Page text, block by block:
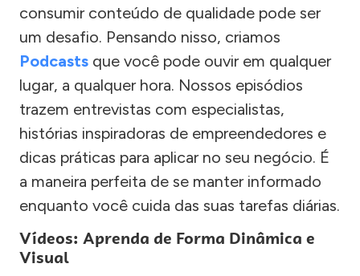
consumir conteúdo de qualidade pode ser
um desafio. Pensando nisso, criamos
Podcasts que você pode ouvir em qualquer
lugar, a qualquer hora. Nossos episódios
trazem entrevistas com especialistas,
histórias inspiradoras de empreendedores e
dicas práticas para aplicar no seu negócio. É
a maneira perfeita de se manter informado
enquanto você cuida das suas tarefas diárias.
Vídeos: Aprenda de Forma Dinâmica e
Visual